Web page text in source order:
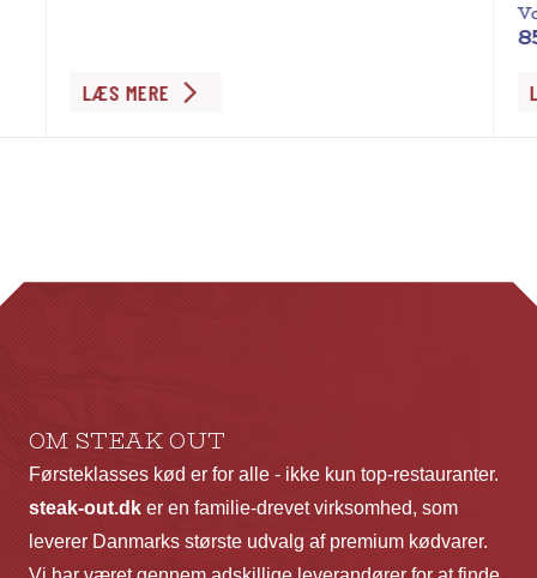
LÆS MERE
OM STEAK OUT
Førsteklasses kød er for alle - ikke kun top-restauranter.
steak-out.dk er en familie-drevet virksomhed, som
leverer Danmarks største udvalg af premium kødvarer.